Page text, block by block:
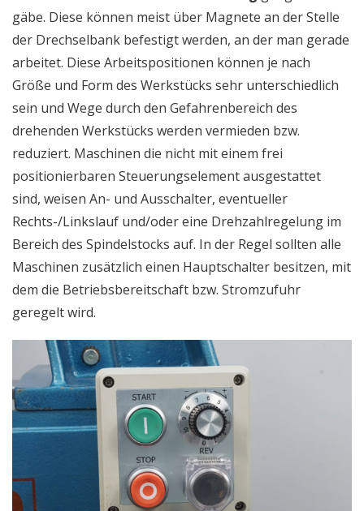
gäbe. Diese können meist über Magnete an der Stelle
der Drechselbank befestigt werden, an der man gerade
arbeitet. Diese Arbeitspositionen können je nach
Größe und Form des Werkstücks sehr unterschiedlich
sein und Wege durch den Gefahrenbereich des
drehenden Werkstücks werden vermieden bzw.
reduziert. Maschinen die nicht mit einem frei
positionierbaren Steuerungselement ausgestattet
sind, weisen An- und Ausschalter, eventueller
Rechts-/Linkslauf und/oder eine Drehzahlregelung im
Bereich des Spindelstocks auf. In der Regel sollten alle
Maschinen zusätzlich einen Hauptschalter besitzen, mit
dem die Betriebsbereitschaft bzw. Stromzufuhr
geregelt wird.